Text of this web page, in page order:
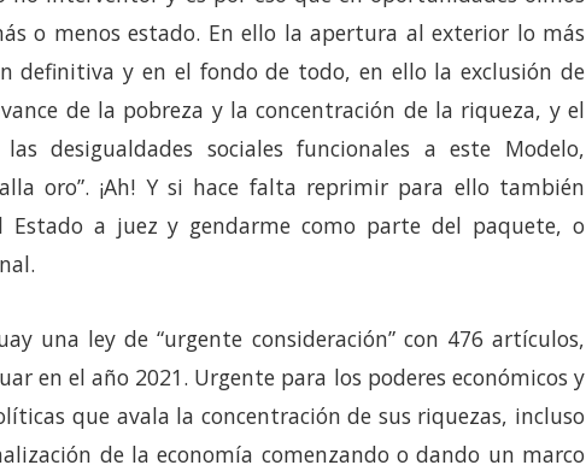
o menos estado. En ello la apertura al exterior lo más
definitiva y en el fondo de todo, en ello la exclusión de
de la pobreza y la concentración de la riqueza, y el
desigualdades sociales funcionales a este Modelo,
oro”. ¡Ah! Y si hace falta reprimir para ello también
Estado a juez y gendarme como parte del paquete, o
una ley de “urgente consideración” con 476 artículos,
en el año 2021. Urgente para los poderes económicos y
que avala la concentración de sus riquezas, incluso
de la economía comenzando o dando un marco